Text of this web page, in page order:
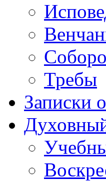
Требы
Записки